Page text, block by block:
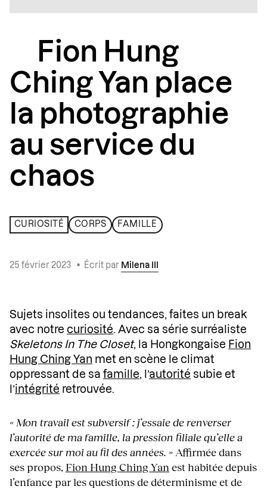
Fion Hung
Ching Yan place
la photographie
au service du
chaos
CURIOSITÉ CORPS FAMILLE
25 février 2023 • Écrit par Milena III
Sujets insolites ou tendances, faites un break
avec notre curiosité . Avec sa série surréaliste
Skeletons In The Closet, la Hongkongaise Fion
Hung Ching Yan met en scène le climat
oppressant de sa famille , l’autorité subie et
l’intégrité retrouvée.
« Mon travail est subversif : j’essaie de renverser
l’autorité de ma famille, la pression filiale qu’elle a
exercée sur moi au fil des années. » Affirmée dans
ses propos, Fion Hung Ching Yan est habitée depuis
l’enfance par les questions de déterminisme et de